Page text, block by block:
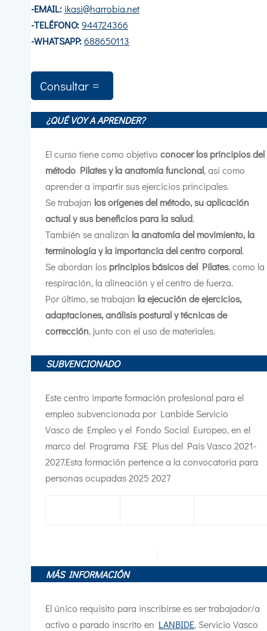
-EMAIL: ikasi@harrobia.net
-TELÉFONO:944724366
-WHATSAPP:688650113
Consultar
¿QUÉ VOY A APRENDER?
El curso tiene como objetivo conocer los principios del
método Pilates y la anatomía funcional, así como
aprender a impartir sus ejercicios principales.
Se trabajan los orígenes del método, su aplicación
actual y sus beneficios para la salud.
También se analizan la anatomía del movimiento, la
terminología y la importancia del centro corporal.
Se abordan los principios básicos del Pilates, como la
respiración, la alineación y el centro de fuerza.
Por último, se trabajan la ejecución de ejercicios,
adaptaciones, análisis postural y técnicas de
corrección, junto con el uso de materiales.
SUBVENCIONADO
Este centro imparte formación profesional para el
empleo subvencionada por Lanbide Servicio
Vasco de Empleo y el Fondo Social Europeo, en el
marco del Programa FSE Plus del País Vasco 2021-
2027.Esta formación pertence a la convocatoria para
personas ocupadas 2025 2027
MÁS INFORMACIÓN
El único requisito para inscribirse es ser trabajador/a
activo o parado inscrito en LANBIDE, Servicio Vasco